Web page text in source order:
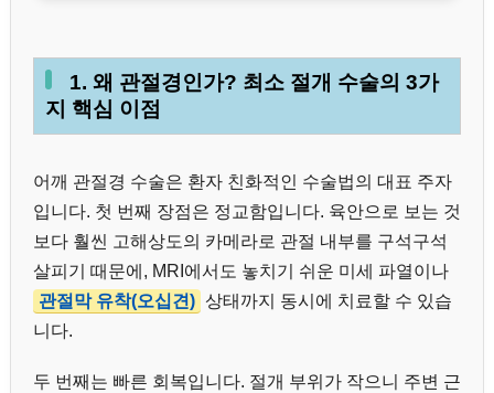
1. 왜 관절경인가? 최소 절개 수술의 3가
지 핵심 이점
어깨 관절경 수술은 환자 친화적인 수술법의 대표 주자
입니다. 첫 번째 장점은 정교함입니다. 육안으로 보는 것
보다 훨씬 고해상도의 카메라로 관절 내부를 구석구석
살피기 때문에, MRI에서도 놓치기 쉬운 미세 파열이나
관절막 유착(오십견) 상태까지 동시에 치료할 수 있습
니다.
두 번째는 빠른 회복입니다. 절개 부위가 작으니 주변 근